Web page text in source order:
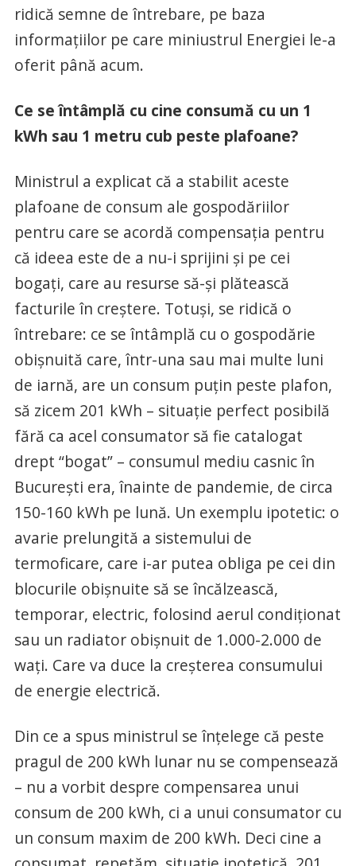
ridică semne de întrebare, pe baza
informațiilor pe care miniustrul Energiei le-a
oferit până acum.
Ce se întâmplă cu cine consumă cu un 1
kWh sau 1 metru cub peste plafoane?
Ministrul a explicat că a stabilit aceste
plafoane de consum ale gospodăriilor
pentru care se acordă compensația pentru
că ideea este de a nu-i sprijini și pe cei
bogați, care au resurse să-și plătească
facturile în creștere. Totuși, se ridică o
întrebare: ce se întâmplă cu o gospodărie
obișnuită care, într-una sau mai multe luni
de iarnă, are un consum puțin peste plafon,
să zicem 201 kWh – situație perfect posibilă
fără ca acel consumator să fie catalogat
drept “bogat” – consumul mediu casnic în
București era, înainte de pandemie, de circa
150-160 kWh pe lună. Un exemplu ipotetic: o
avarie prelungită a sistemului de
termoficare, care i-ar putea obliga pe cei din
blocurile obișnuite să se încălzească,
temporar, electric, folosind aerul condiționat
sau un radiator obișnuit de 1.000-2.000 de
wați. Care va duce la creșterea consumului
de energie electrică.
Din ce a spus ministrul se înțelege că peste
pragul de 200 kWh lunar nu se compensează
– nu a vorbit despre compensarea unui
consum de 200 kWh, ci a unui consumator cu
un consum maxim de 200 kWh. Deci cine a